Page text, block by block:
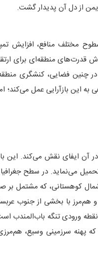
از دل آن پدیدار گشت.
مختلف منافع، افزایش
منطقه‌ای برای
چنین فضایی، کنشگری
به این بازآرایی عمل می‌کند؛
آن ایفای نقش می‌کند. این
می‌نماید. در سطح
کوهستانی، که مشتمل بر
هم‌مرز با بخشی از جنوب
ورودی تنگه باب‌المندب
پهنه سرزمینی وسیع،